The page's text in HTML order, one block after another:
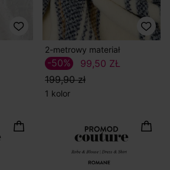
2-metrowy materiał
99,50 ZŁ
199,90 zł
-50%
1 kolor